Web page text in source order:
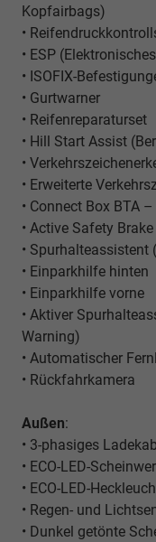
Kopfairbags)
•
• ESP
• ISOFIX-
• Gurtwarner
• Reifenreparaturset
• Hill Start Assist
•
• Erweiterte
• Connect Box BTA
• Active Safety Brake
• Spurhalteassistent
• Einparkhilfe hinten
• Einparkhilfe vorne
• Aktiver
Warning)
• Automatischer
• Rückfahrkamera
Außen:
• 3-phasiges
• ECO-LED-
• ECO-LED-
• Regen- und
• Dunkel getönte